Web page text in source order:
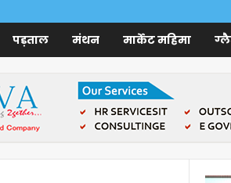
पड़ताल मंथन मार्केट महिमा